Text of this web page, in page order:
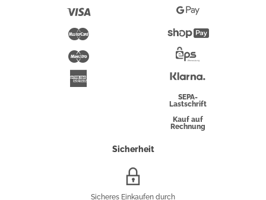
Maestro
Pay
Google
PayShopify
Überweisung
SEPA-
Lastschrift
Kauf auf
Rechnung
Sicherheit
Sicheres Einkaufen durch